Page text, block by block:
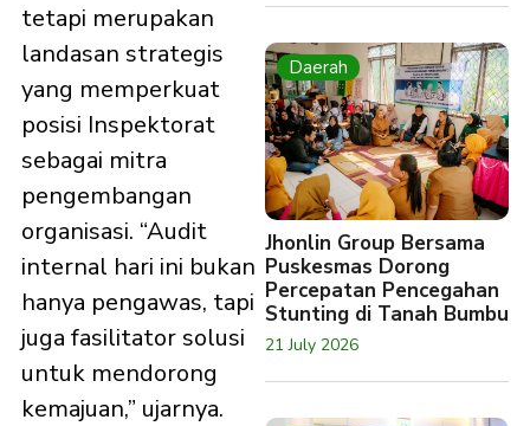
tetapi merupakan
landasan strategis
yang memperkuat
posisi Inspektorat
sebagai mitra
pengembangan
organisasi. “Audit
internal hari ini bukan
hanya pengawas, tapi
juga fasilitator solusi
untuk mendorong
kemajuan,” ujarnya.
Daerah
Jhonlin Group Bersama
Puskesmas Dorong
Percepatan Pencegahan
Stunting di Tanah Bumbu
21 July 2026